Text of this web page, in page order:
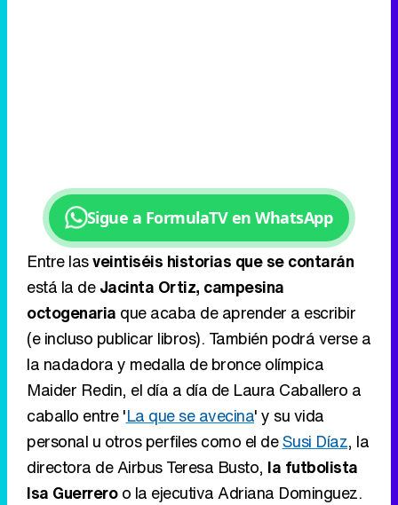
Sigue a FormulaTV en WhatsApp
Entre lasveintiséis historias que se contarán
está la deJacinta Ortiz, campesina
octogenaria que acaba de aprender a escribir
(e incluso publicar libros). También podrá verse a
la nadadora y medalla de bronce olímpica
Maider Redin, el día a día de Laura Caballero a
caballo entre 'La que se avecina' y su vida
personal u otros perfiles como el deSusi Díaz, la
directora de Airbus Teresa Busto, la futbolista
Isa Guerreroo la ejecutiva Adriana Dominguez.